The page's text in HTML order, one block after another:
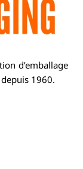
d’emballage
1960.